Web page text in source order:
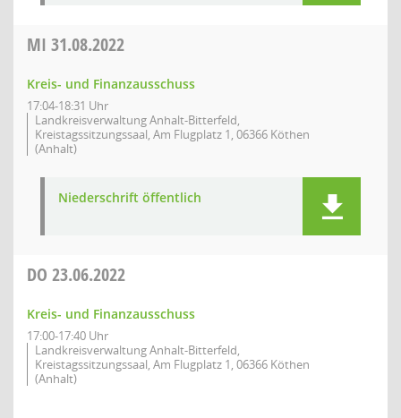
MI 31.08.2022
Kreis- und Finanzausschuss
17:04-18:31 Uhr
Landkreisverwaltung Anhalt-Bitterfeld,
Kreistagssitzungssaal, Am Flugplatz 1, 06366 Köthen
(Anhalt)
Niederschrift öffentlich
DO 23.06.2022
Kreis- und Finanzausschuss
17:00-17:40 Uhr
Landkreisverwaltung Anhalt-Bitterfeld,
Kreistagssitzungssaal, Am Flugplatz 1, 06366 Köthen
(Anhalt)